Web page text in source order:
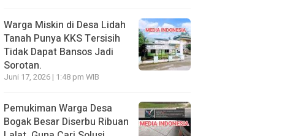
Warga Miskin di Desa Lidah
Tanah Punya KKS Tersisih
Tidak Dapat Bansos Jadi
Sorotan.
Juni 17, 2026 | 1:48 pm WIB
Pemukiman Warga Desa
Bogak Besar Diserbu Ribuan